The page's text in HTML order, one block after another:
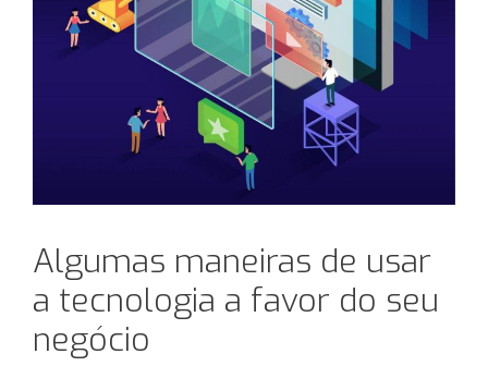
Algumas maneiras de usar
a tecnologia a favor do seu
negócio